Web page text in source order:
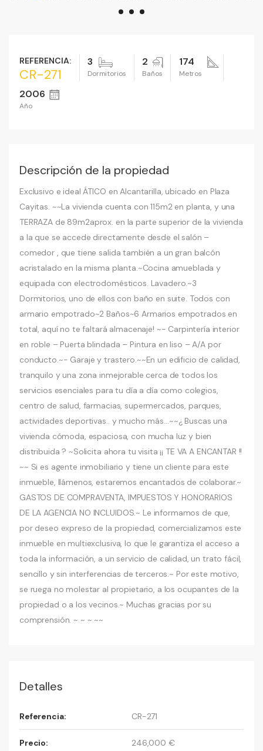
REFERENCIA:
CR-271
3
Dormitorios
2
Baños
174
Metros
2006
Año
Descripción de la propiedad
Exclusivo e ideal ÁTICO en Alcantarilla, ubicado en Plaza
Cayitas. ~~La vivienda cuenta con 115m2 en planta, y una
TERRAZA de 89m2aprox. en la parte superior de la vivienda
a la que se accede directamente desde el salón –
comedor , que tiene salida también a un gran balcón
acristalado en la misma planta.~Cocina amueblada y
equipada con electrodomésticos. Lavadero.~3
Dormitorios, uno de ellos con baño en suite. Todos con
armario empotrado~2 Baños~6 Armarios empotrados en
total, aquí no te faltará almacenaje! ~- Carpintería interior
en roble – Puerta blindada – Pintura en liso – A/A por
conducto.~- Garaje y trastero.~~En un edificio de calidad,
tranquilo y una zona inmejorable cerca de todos los
servicios esenciales para tu día a día como colegios,
centro de salud, farmacias, supermercados, parques,
actividades deportivas.. y mucho más…~~¿ Buscas una
vivienda cómoda, espaciosa, con mucha luz y bien
distribuida ? ~Solicita ahora tu visita ¡¡ TE VA A ENCANTAR !!
~~ Si es agente inmobiliario y tiene un cliente para este
inmueble, llámenos, estaremos encantados de colaborar.~
GASTOS DE COMPRAVENTA, IMPUESTOS Y HONORARIOS
DE LA AGENCIA NO INCLUIDOS.~ Le informamos de que,
por deseo expreso de la propiedad, comercializamos este
inmueble en multiexclusiva, lo que le garantiza el acceso a
toda la información, a un servicio de calidad, un trato fácil,
sencillo y sin interferencias de terceros.~ Por este motivo,
se ruega no molestar al propietario, a los ocupantes de la
propiedad o a los vecinos.~ Muchas gracias por su
comprensión. ~ ~ ~ ~~
Detalles
Referencia: CR-271
Precio: 246,000 €